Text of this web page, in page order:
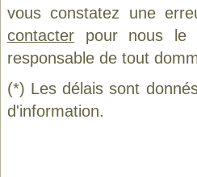
vous constatez une
contacter pour nous le
responsable de tout
(*) Les délais sont
d'information.